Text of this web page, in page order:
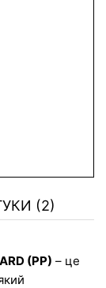
(2)
(PP) – це